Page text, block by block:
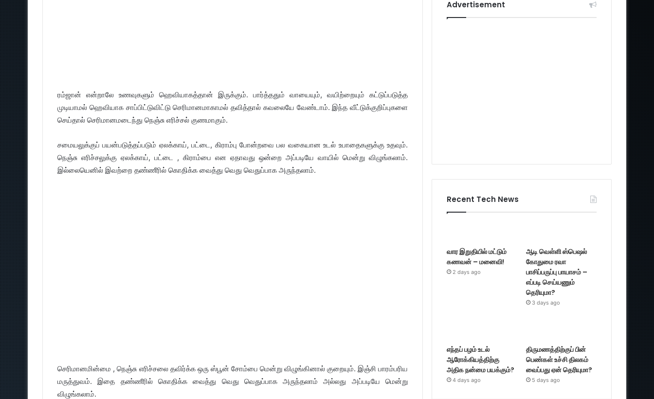
ரம்ஜான் என்றாலே உணவுகளும் ஹெவியாகத்தான் இருக்கும். பார்த்ததும் வாயையும், வயிற்றையும் கட்டுப்படுத்த
முடியாமல் ஹெவியாக சாப்பிட்டுவிட்டு செரிமானமாகாமல் தவித்தால் கவலையே வேண்டாம். இந்த வீட்டுக்குறிப்புகளை
செய்தால் செரிமானமடைந்து நெஞ்சு எரிச்சல் குணமாகும்.
சமையலுக்குப் பயன்படுத்தப்படும் ஏலக்காய், பட்டை, கிராம்பு போன்றவை பல வகையான உடல் உபாதைகளுக்கு உதவும்.
நெஞ்சு எரிச்சலுக்கு ஏலக்காய், பட்டை , கிராம்பை என ஏதாவது ஒன்றை அப்படியே வாயில் மென்று விழுங்கலாம்.
இல்லையெனில் இவற்றை தண்ணீரில் கொதிக்க வைத்து வெது வெதுப்பாக அருந்தலாம்.
செரிமானமின்மை , நெஞ்சு எரிச்சலை தவிர்க்க ஒரு ஸ்பூன் சோம்பை மென்று விழுங்கினால் குறையும். இஞ்சி பாரம்பரிய
மருத்துவம். இதை தண்ணீரில் கொதிக்க வைத்து வெது வெதுப்பாக அருந்தலாம் அல்லது அப்படியே மென்று
விழுங்கலாம்.
Advertisement
Recent Tech News
வார இறுதியில் மட்டும்
கணவன் – மனைவி!
2 days ago
ஆடி வெள்ளி ஸ்பெஷல்
கோதுமை ரவா
பாசிப்பருப்பு பாயாசம் –
எப்படி செய்யணும்
தெரியுமா?
3 days ago
எந்தப் பழம் உடல்
ஆரோக்கியத்திற்கு
அதிக நன்மை பயக்கும்?
4 days ago
திருமணத்திற்குப் பின்
பெண்கள் உச்சி திலகம்
வைப்பது ஏன் தெரியுமா?
5 days ago